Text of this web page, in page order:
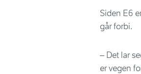
Siden E6
går forbi.
– Det lar
er vegen